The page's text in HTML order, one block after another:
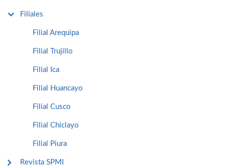
Filiales
Filial Arequipa
Filial Trujillo
Filial Ica
Filial Huancayo
Filial Cusco
Filial Chiclayo
Filial Piura
Revista SPMI